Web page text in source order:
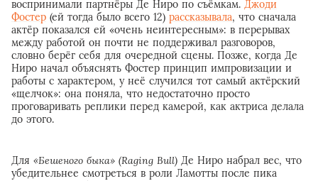
воспринимали партнёры Де Ниро по съёмкам. Джоди
Фостер (ей тогда было всего 12) рассказывала, что сначала
актёр показался ей «очень неинтересным»: в перерывах
между работой он почти не поддерживал разговоров,
словно берёг себя для очередной сцены. Позже, когда Де
Ниро начал объяснять Фостер принцип импровизации и
работы с характером, у неё случился тот самый актёрский
«щелчок»: она поняла, что недостаточно просто
проговаривать реплики перед камерой, как актриса делала
до этого.
Для «Бешеного быка» (Raging Bull) Де Ниро набрал вес, что
убедительнее смотреться в роли Ламотты после пика